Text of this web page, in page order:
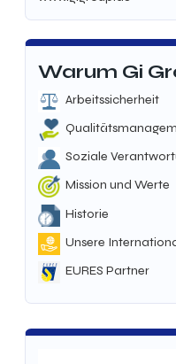
Warum Gi
Arbeitssicherheit
Soziale
Mission und Werte
Historie
Unsere
EURES Partner